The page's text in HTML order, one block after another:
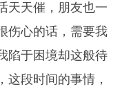
天催，朋友也一
伤心的话，需要我
陷于困境却这般待
这段时间的事情，